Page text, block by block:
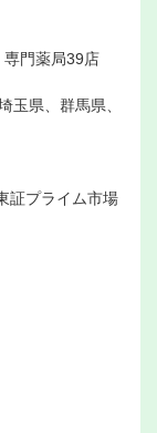
門薬局39店
玉県、群馬県、
証プライム市場